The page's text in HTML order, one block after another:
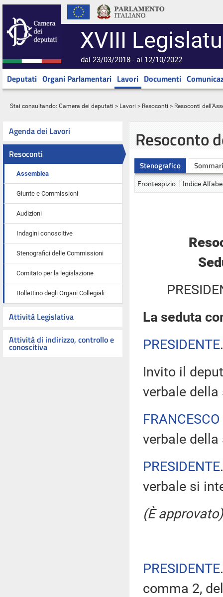
XVIII
dal 23/03/2018 - al 12/10/2022
Deputati Organi Parlamentari Lavori Documenti
Stai consultando: Camera dei deputati > Lavori > Resoconti > Resoconti
Agenda dei Lavori
Resoconti
Assemblea
Giunte e Commissioni
Audizioni
Indagini conoscitive
Stenografici delle Commissioni
Comitato per la legislazione
Bollettino degli Organi Collegiali
Attività Legislativa
Attività di indirizzo, controllo e
conoscitiva
Resoconto
Stenografico
Frontespizio Indice
La seduta
PRESIDENTE
Invito il
verbale della
verbale
PRESIDENTE
verbale si
(È approvato)
PRESIDENTE
comma 2,